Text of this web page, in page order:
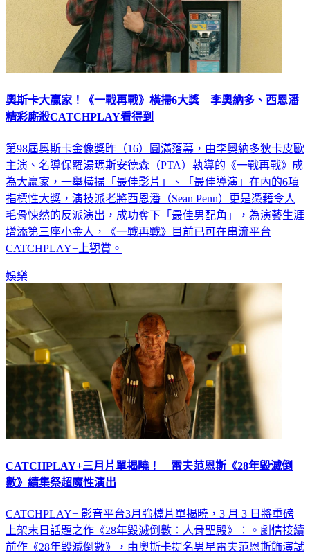
奧斯卡大贏家！《一戰再戰》橫掃6大獎 李奧納多、西恩潘
精彩廝殺CATCHPLAY看得到
第98屆奧斯卡金像獎昨（16）圓滿落幕，由李奧納多狄卡皮歐
主演、名導保羅湯瑪斯安德森（PTA）執導的《一戰再戰》成
為大贏家，一舉橫掃「最佳影片」、「最佳導演」在內的6項
指標性大獎，演技派老將西恩潘（Sean Penn）更是憑藉令人
毛骨悚然的反派演出，成功奪下「最佳男配角」，為演藝生涯
增添第三座小金人，《一戰再戰》目前已可在串流平台
CATCHPLAY+上觀賞。
娛樂
CATCHPLAY+三月片單揭曉！ 雷夫范恩斯《28年毀滅倒
數》續集祭超魔性演出
CATCHPLAY+ 影音平台3月強檔片單揭曉，3 月 3 日將重磅
上架末日話題之作《28年毀滅倒數：人骨聖殿》：。劇情接續
前作《28年毀滅倒數》，由奧斯卡提名男星雷夫范恩斯飾演試